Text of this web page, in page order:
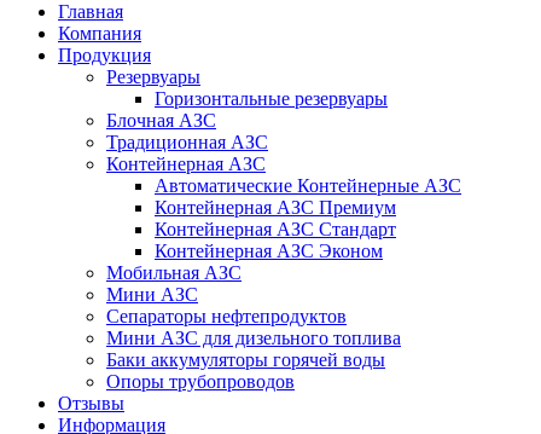
Главная
Компания
Продукция
Резервуары
Горизонтальные резервуары
Блочная АЗС
Традиционная АЗС
Контейнерная АЗС
Автоматические Контейнерные АЗС
Контейнерная АЗС Премиум
Контейнерная АЗС Стандарт
Контейнерная АЗС Эконом
Мобильная АЗС
Мини АЗС
Сепараторы нефтепродуктов
Мини АЗС для дизельного топлива
Баки аккумуляторы горячей воды
Опоры трубопроводов
Отзывы
Информация